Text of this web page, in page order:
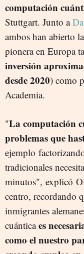
computación
Stuttgart. Junto a
ambos han abierto
pionera en Europa
inversión
desde 2020) como
Academia.
"La computación
problemas que
ejemplo
tradicionales
minutos", explicó
centro, recordando
inmigrantes
cuánticaes
como el nuestro